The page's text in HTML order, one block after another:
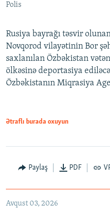
Polis
Rusiya bayrağı təsvir
Novqorod vilayətinin Bor
saxlanılan Özbəkistan
ölkəsinə deportasiya
Özbəkistanın Miqrasiya
Ətraflı burada oxuyun
Paylaş PDF
Avqust 03, 2026